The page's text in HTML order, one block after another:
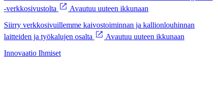
-verkkosivustolta
Avautuu uuteen ikkunaan
Siirry verkkosivuillemme kaivostoiminnan ja kallionlouhinnan
laitteiden ja työkalujen osalta
Avautuu uuteen ikkunaan
Innovaatio Ihmiset